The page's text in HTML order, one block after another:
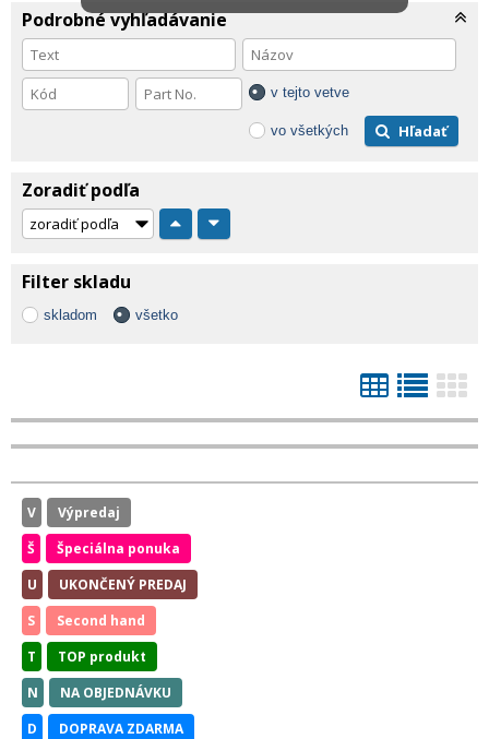
Podrobné vyhľadávanie
v tejto vetve
vo všetkých Hľadať
Zoradiť podľa
Filter skladu
skladom všetko
V
Výpredaj
Š
Špeciálna ponuka
U
UKONČENÝ PREDAJ
S
Second hand
T
TOP produkt
N
NA OBJEDNÁVKU
D
DOPRAVA ZDARMA